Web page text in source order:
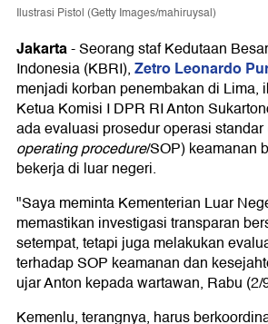
Ilustrasi Pistol (Getty Images/mahiruysal)
Jakarta-Seorang staf Kedutaan
Indonesia (KBRI),Zetro Leonardo
menjadi korban penembakan di Lima,
Ketua Komisi I DPR RI Anton
ada evaluasi prosedur operasi standar
operating procedure/SOP) keamanan
bekerja di luar negeri.
"Saya meminta Kementerian Luar
memastikan investigasi transparan
setempat, tetapi juga melakukan
terhadap SOP keamanan dan
ujar Anton kepada wartawan, Rabu (2/
Kemenlu, terangnya, harus